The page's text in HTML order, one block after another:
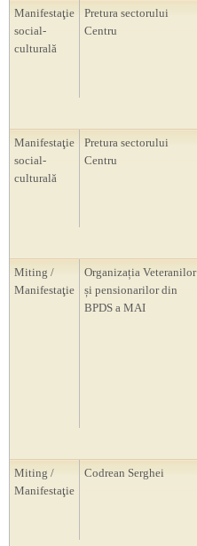
Manifestaţie
social-
culturală
Pretura sectorului
Centru
Manifestaţie
social-
culturală
Pretura sectorului
Centru
Miting /
Manifestaţie
Organizația Veteranilor
și pensionarilor din
BPDS a MAI
Miting /
Manifestaţie
Codrean Serghei